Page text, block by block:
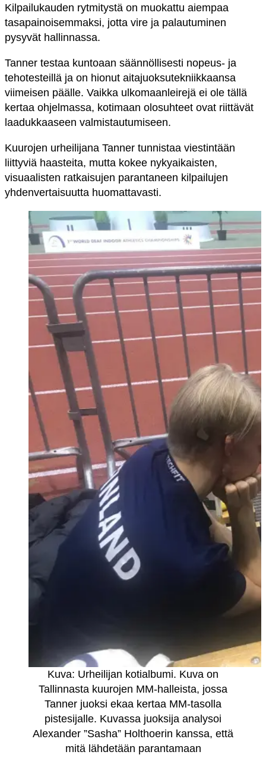
Kilpailukauden rytmitystä on muokattu aiempaa
tasapainoisemmaksi, jotta vire ja palautuminen
pysyvät hallinnassa.
Tanner testaa kuntoaan säännöllisesti nopeus- ja
tehotesteillä ja on hionut aitajuoksutekniikkaansa
viimeisen päälle. Vaikka ulkomaanleirejä ei ole tällä
kertaa ohjelmassa, kotimaan olosuhteet ovat riittävät
laadukkaaseen valmistautumiseen.
Kuurojen urheilijana Tanner tunnistaa viestintään
liittyviä haasteita, mutta kokee nykyaikaisten,
visuaalisten ratkaisujen parantaneen kilpailujen
yhdenvertaisuutta huomattavasti.
Kuva: Urheilijan kotialbumi. Kuva on
Tallinnasta kuurojen MM-halleista, jossa
Tanner juoksi ekaa kertaa MM-tasolla
pistesijalle. Kuvassa juoksija analysoi
Alexander ”Sasha” Holthoerin kanssa, että
mitä lähdetään parantamaan